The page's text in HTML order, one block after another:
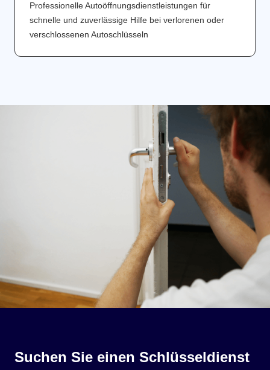
Professionelle Autoöffnungsdienstleistungen für
schnelle und zuverlässige Hilfe bei verlorenen oder
verschlossenen Autoschlüsseln
Suchen Sie einen Schlüsseldienst